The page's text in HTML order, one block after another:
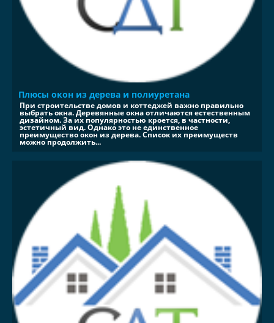
Плюсы окон из дерева и полиуретана
При строительстве домов и коттеджей важно правильно
выбрать окна. Деревянные окна отличаются естественным
дизайном. За их популярностью кроется, в частности,
эстетичный вид. Однако это не единственное
преимущество окон из дерева. Список их преимуществ
можно продолжить...